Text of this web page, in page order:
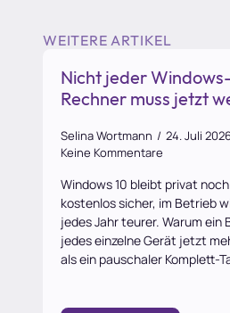
WEITERE ARTIKEL
Nicht jeder
Rechner muss jetzt
Selina Wortmann
24. Juli
Keine Kommentare
Windows 10 bleibt privat
kostenlos sicher, im Betrieb
jedes Jahr teurer. Warum ein
jedes einzelne Gerät jetzt
als ein pauschaler Komplett-